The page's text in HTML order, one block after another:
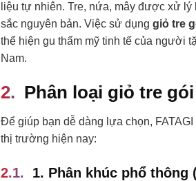
liệu tự nhiên. Tre, nứa, mây được xử
sắc nguyên bản. Việc sử dụng giỏ tre
thể hiện gu thẩm mỹ tinh tế của người
Nam.
Phân loại giỏ tre
Để giúp bạn dễ dàng lựa chọn,
thị trường hiện nay:
1. Phân khúc phổ thông